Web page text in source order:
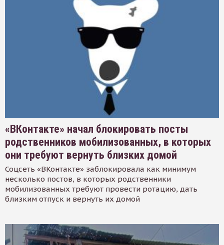
«ВКонтакте» начал блокировать посты
родственников мобилизованных, в которых
они требуют вернуть близких домой
Соцсеть «ВКонтакте» заблокировала как минимум
несколько постов, в которых родственники
мобилизованных требуют провести ротацию, дать
близким отпуск и вернуть их домой